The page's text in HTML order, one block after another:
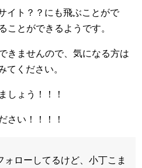
イト？？にも飛ぶことがで
ことができるようです。
きませんので、気になる方は
てください。
しょう！！！
さい！！！！
ローしてるけど、小丁こま